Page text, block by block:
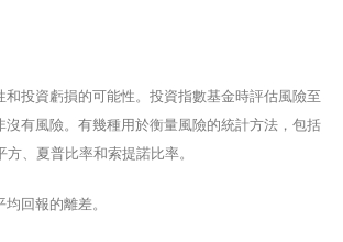
和投資虧損的可能性。投資指數基金時評估風險至
沒有風險。有幾種用於衡量風險的統計方法，包括
、夏普比率和索提諾比率。
回報的離差。